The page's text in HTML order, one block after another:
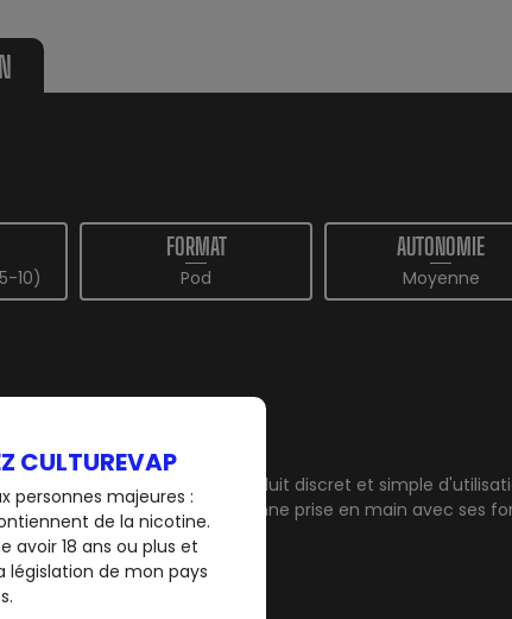
CULTUREVAP
personnes majeures :
de la nicotine.
avoir 18 ans ou plus et
de mon pays
10)
FORMAT
Pod
AUTONOMIE
Moyenne
le kit Feelin Pod
est un produit discret et simple
offrent cependant une bonne prise en main avec ses